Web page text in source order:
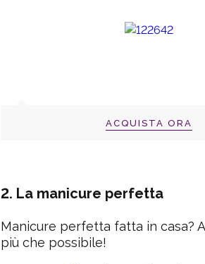
ACQUISTA ORA
2. La manicure perfetta
Manicure perfetta fatta in casa?
più che possibile!